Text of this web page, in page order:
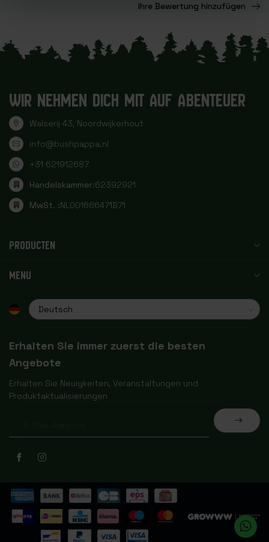
Ihre Bewertung hinzufügen
WIR NEHMEN DICH MIT AUF ABENTEUER
Walserij 43, Noordwijkerhout
info@bushpappa.nl
+31 621912687
Handelskammer:62392921
MwSt. :NL001666471B71
PRODUCTEN
MENU
Erhalten Sie immer zuerst die besten
Angebote
Erhalten Sie Neuigkeiten, Veranstaltungen und
Produktaktualisierungen